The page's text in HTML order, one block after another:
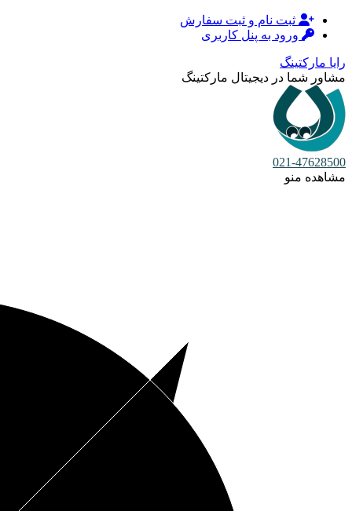
ثبت نام و ثبت سفارش
ورود به پنل کاربری
رایا مارکتینگ
مشاور شما در دیجیتال مارکتینگ
021-47628500
مشاهده منو